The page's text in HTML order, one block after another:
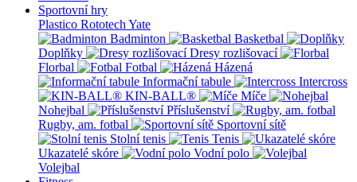
Sportovní hry
Plastico Rototech Yate
Badminton
Basketbal
Doplňky
Dresy rozlišovací
Florbal
Fotbal
Házená
Informační tabule
Intercross
KIN-BALL®
Míče
Nohejbal
Příslušenství
Rugby, am. fotbal
Sportovní sítě
Stolní tenis
Tenis
Ukazatelé skóre
Vodní polo
Volejbal